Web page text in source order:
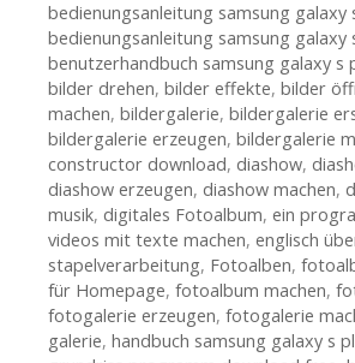
bedienungsanleitung samsung galaxy
bedienungsanleitung samsung galaxy
benutzerhandbuch samsung galaxy s
bilder drehen, bilder effekte, bilder
machen, bildergalerie, bildergalerie
bildergalerie erzeugen, bildergalerie
constructor download, diashow,
diashow erzeugen, diashow machen,
musik, digitales Fotoalbum, ein
videos mit texte machen, englisch
stapelverarbeitung, Fotoalben,
für Homepage, fotoalbum machen,
fotogalerie erzeugen, fotogalerie
galerie, handbuch samsung galaxy s